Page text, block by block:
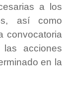
a los
así como
convocatoria
las acciones
en la